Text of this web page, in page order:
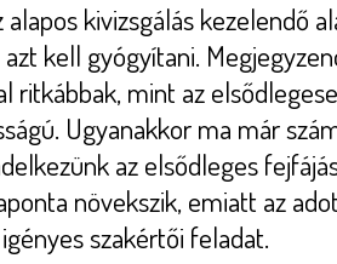
kivizsgálás kezelendő
kell gyógyítani.
ritkábbak, mint az
Ugyanakkor ma már
az elsődleges
növekszik, emiatt az
szakértői feladat.